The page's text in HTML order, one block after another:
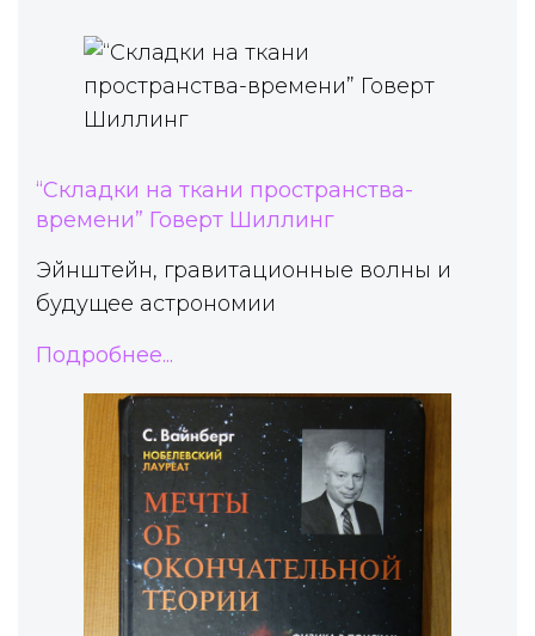
“Складки на ткани пространства-
времени” Говерт Шиллинг
Эйнштейн, гравитационные волны и
будущее астрономии
Подробнее...